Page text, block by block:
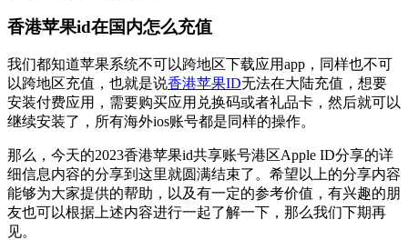
香港苹果id在国内怎么充值
我们都知道苹果系统不可以跨地区下载应用app，同样也不可
以跨地区充值，也就是说香港苹果ID无法在大陆充值，想要
安装付费应用，需要购买应用兑换码或者礼品卡，然后就可以
继续安装了，所有海外ios账号都是同样的操作。
那么，今天的2023香港苹果id共享账号港区Apple ID分享的详
细信息内容的分享到这里就圆满结束了。希望以上的分享内容
能够为大家提供的帮助，以及有一定的参考价值，有兴趣的朋
友也可以根据上述内容进行一起了解一下，那么我们下期再
见。